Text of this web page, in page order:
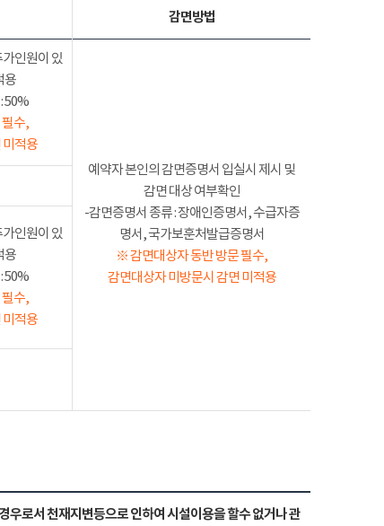
감면방법
인원이 있
용
50%
수,
미적용
예약자 본인의 감면증명서 입실시 제시 및
감면 대상 여부확인
-감면증명서 종류 : 장애인증명서, 수급자증
명서, 국가보훈처발급증명서
※ 감면대상자 동반 방문 필수,
감면대상자 미방문시 감면 미적용
인원이 있
용
50%
수,
미적용
우로서 천재지변등으로 인하여 시설이용을 할수 없거나 관